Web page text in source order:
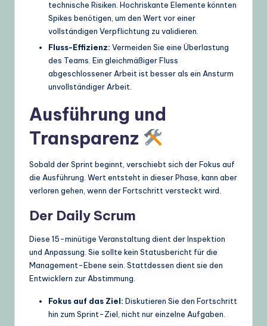
technische Risiken. Hochriskante Elemente könnten
Spikes benötigen, um den Wert vor einer
vollständigen Verpflichtung zu validieren.
Fluss-Effizienz: Vermeiden Sie eine Überlastung
des Teams. Ein gleichmäßiger Fluss
abgeschlossener Arbeit ist besser als ein Ansturm
unvollständiger Arbeit.
Ausführung und
Transparenz
Sobald der Sprint beginnt, verschiebt sich der Fokus auf
die Ausführung. Wert entsteht in dieser Phase, kann aber
verloren gehen, wenn der Fortschritt versteckt wird.
Der Daily Scrum
Diese 15-minütige Veranstaltung dient der Inspektion
und Anpassung. Sie sollte kein Statusbericht für die
Management-Ebene sein. Stattdessen dient sie den
Entwicklern zur Abstimmung.
Fokus auf das Ziel: Diskutieren Sie den Fortschritt
hin zum Sprint-Ziel, nicht nur einzelne Aufgaben.